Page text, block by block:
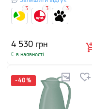
4 530 грн
Є в наявності
3 3 3
-40 %